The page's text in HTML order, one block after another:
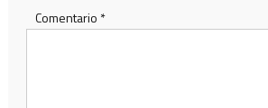
Comentario *